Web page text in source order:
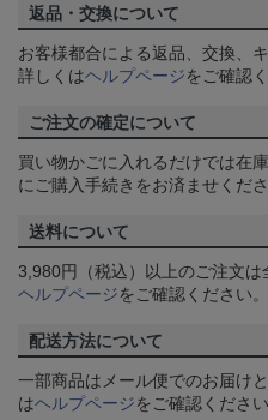
返品・交換について
お客様都合による返品、交換、
詳しくはヘルプページをご確認
ご注文の確定について
買い物かごに入れるだけでは在
にご購入手続きをお済ませくださ
送料について
3,980円（税込）以上のご注文
ヘルプページをご確認ください。
配送方法について
一部商品はメール便でのお届け
はヘルプページをご確認ください